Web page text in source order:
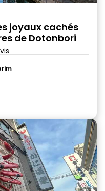
joyaux cachés
de Dotonbori